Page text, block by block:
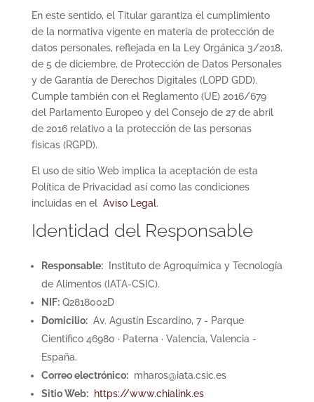
En este sentido, el Titular garantiza el cumplimiento
de la normativa vigente en materia de protección de
datos personales, reflejada en la Ley Orgánica 3/2018,
de 5 de diciembre, de Protección de Datos Personales
y de Garantía de Derechos Digitales (LOPD GDD).
Cumple también con el Reglamento (UE) 2016/679
del Parlamento Europeo y del Consejo de 27 de abril
de 2016 relativo a la protección de las personas
físicas (RGPD).
El uso de sitio Web implica la aceptación de esta
Política de Privacidad así como las condiciones
incluidas en el Aviso Legal.
Identidad del Responsable
Responsable:Instituto de Agroquímica y Tecnología
de Alimentos (IATA-CSIC).
NIF:Q2818002D
Domicilio:Av. Agustín Escardino, 7 - Parque
Científico 46980 · Paterna · Valencia, Valencia -
España.
Correo electrónico:mharos@iata.csic.es
Sitio Web:
https://www.chialink.es